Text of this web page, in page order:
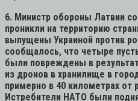
6. Министр обороны Латвии
проникли на территорию
выпущены Украиной против
сообщалось, что четыре
были повреждены в
из дронов в хранилище в
примерно в 40 километрах от
Истребители НАТО были